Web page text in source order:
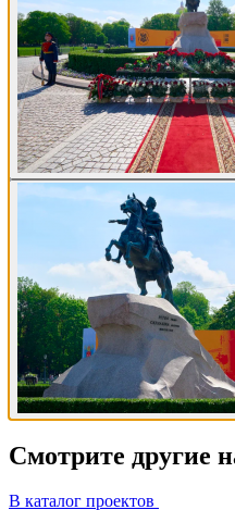
Смотрите другие
В каталог проектов